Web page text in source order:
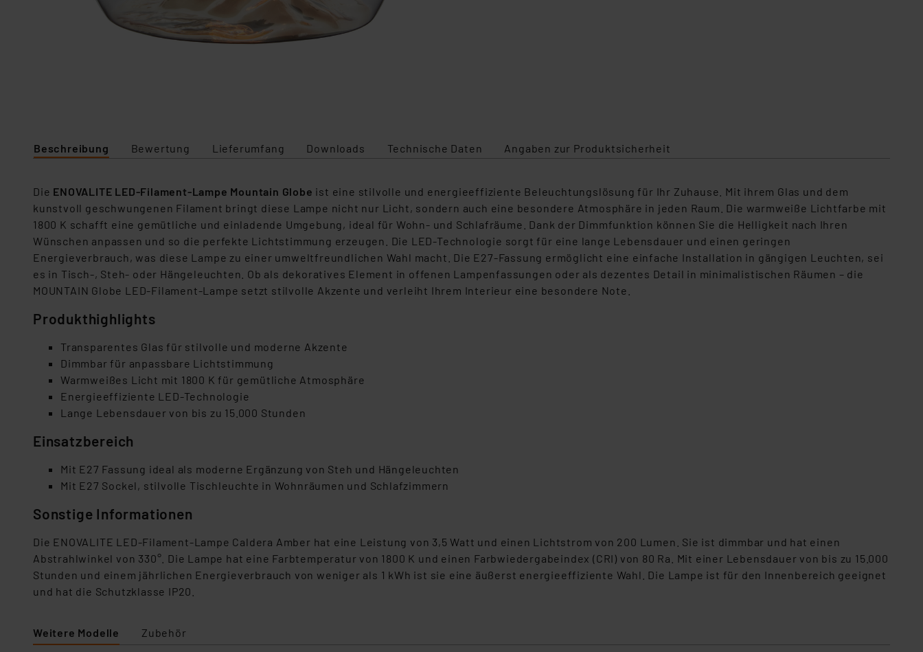
Beschreibung Bewertung Lieferumfang Downloads Technische Daten Angaben zur Produktsicherheit
Die ENOVALITE LED-Filament-Lampe Mountain Globe ist eine stilvolle und energieeffiziente Beleuchtungslösung für Ihr Zuhause. Mit ihrem Glas und dem
kunstvoll geschwungenen Filament bringt diese Lampe nicht nur Licht, sondern auch eine besondere Atmosphäre in jeden Raum. Die warmweiße Lichtfarbe mit
1800 K schafft eine gemütliche und einladende Umgebung, ideal für Wohn- und Schlafräume. Dank der Dimmfunktion können Sie die Helligkeit nach Ihren
Wünschen anpassen und so die perfekte Lichtstimmung erzeugen. Die LED-Technologie sorgt für eine lange Lebensdauer und einen geringen
Energieverbrauch, was diese Lampe zu einer umweltfreundlichen Wahl macht. Die E27-Fassung ermöglicht eine einfache Installation in gängigen Leuchten, sei
es in Tisch-, Steh- oder Hängeleuchten. Ob als dekoratives Element in offenen Lampenfassungen oder als dezentes Detail in minimalistischen Räumen – die
MOUNTAIN Globe LED-Filament-Lampe setzt stilvolle Akzente und verleiht Ihrem Interieur eine besondere Note.
Produkthighlights
Transparentes Glas für stilvolle und moderne Akzente
Dimmbar für anpassbare Lichtstimmung
Warmweißes Licht mit 1800 K für gemütliche Atmosphäre
Energieeffiziente LED-Technologie
Lange Lebensdauer von bis zu 15.000 Stunden
Einsatzbereich
Mit E27 Fassung ideal als moderne Ergänzung von Steh und Hängeleuchten
Mit E27 Sockel, stilvolle Tischleuchte in Wohnräumen und Schlafzimmern
Sonstige Informationen
Die ENOVALITE LED-Filament-Lampe Caldera Amber hat eine Leistung von 3,5 Watt und einen Lichtstrom von 200 Lumen. Sie ist dimmbar und hat einen
Abstrahlwinkel von 330°. Die Lampe hat eine Farbtemperatur von 1800 K und einen Farbwiedergabeindex (CRI) von 80 Ra. Mit einer Lebensdauer von bis zu 15.000
Stunden und einem jährlichen Energieverbrauch von weniger als 1 kWh ist sie eine äußerst energieeffiziente Wahl. Die Lampe ist für den Innenbereich geeignet
und hat die Schutzklasse IP20.
Weitere Modelle Zubehör